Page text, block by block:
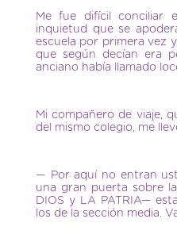
Me fue difícil conciliar
inquietud que se
escuela por primera vez
que según decían era
anciano había llamado
Mi compañero de viaje,
del mismo colegio, me
— Por aquí no entran
una gran puerta sobre
DIOS y LA PATRIA—
los de la sección media.